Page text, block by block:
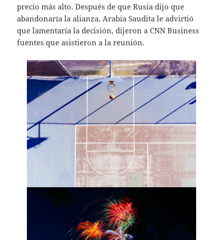
precio más alto. Después de que Rusia dijo que
abandonaría la alianza, Arabia Saudita le advirtió
que lamentaría la decisión, dijeron a CNN Business
fuentes que asistieron a la reunión.